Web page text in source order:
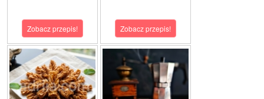
Zobacz przepis! Zobacz przepis!